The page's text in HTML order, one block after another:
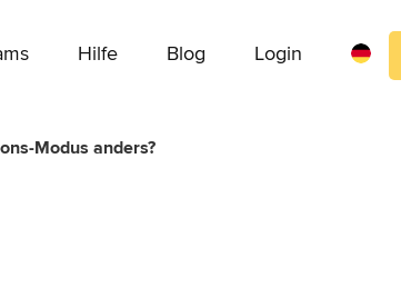
Hilfe Blog Login
Modus anders?